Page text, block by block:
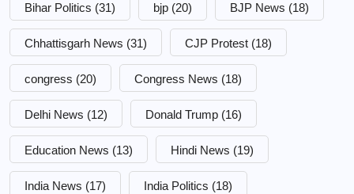
Bihar Politics (31) bjp (20) BJP News (18)
Chhattisgarh News (31) CJP Protest (18)
congress (20) Congress News (18)
Delhi News (12) Donald Trump (16)
Education News (13) Hindi News (19)
India News (17) India Politics (18)